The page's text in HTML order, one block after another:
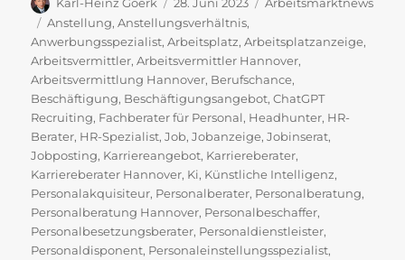
Karl-Heinz Goerk
am
28. Juni 2023
Arbeitsmarktnews
Schlagwörter
Anstellung,Anstellungsverhältnis,
Anwerbungsspezialist,Arbeitsplatz,Arbeitsplatzanzeige,
Arbeitsvermittler,Arbeitsvermittler Hannover,
Arbeitsvermittlung Hannover, Berufschance,
Beschäftigung, Beschäftigungsangebot,ChatGPT
Recruiting, Fachberater für Personal, Headhunter, HR-
Berater, HR-Spezialist,Job,Jobanzeige,Jobinserat,
Jobposting, Karriereangebot, Karriereberater,
Karriereberater Hannover, Ki, Künstliche Intelligenz,
Personalakquisiteur, Personalberater, Personalberatung,
Personalberatung Hannover, Personalbeschaffer,
Personalbesetzungsberater, Personaldienstleister,
Personaldisponent, Personaleinstellungsspezialist,